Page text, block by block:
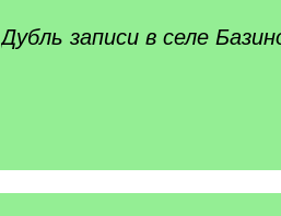
Дубль записи в селе